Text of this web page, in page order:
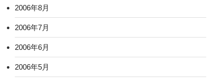
2006年8月
2006年7月
2006年6月
2006年5月